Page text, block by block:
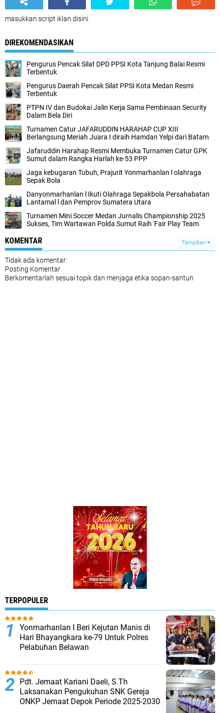
masukkan script iklan disini
DIREKOMENDASIKAN
Pengurus Pencak Silat DPD PPSI Kota Tanjung Balai Resmi
Terbentuk
Pengurus Daerah Pencak Silat PPSI Kota Medan Resmi
Terbentuk
PTPN IV dan Budokai Jalin Kerja Sama Pembinaan Security
Dalam Bela Diri
Turnamen Catur JAFARUDDIN HARAHAP CUP XIII
Berlangsung Meriah Juara I diraih Hamdan Yelpi dari Batam
Jafaruddin Harahap Resmi Membuka Turnamen Catur GPK
Sumut dalam Rangka Harlah ke-53 PPP
Jaga kebugaran Tubuh, Prajurit Yonmarhanlan l olahraga
Sepak Bola
Danyonmarhanlan l Ikuti Olahraga Sepakbola Persahabatan
Lantamal l dan Pemprov Sumatera Utara
Turnamen Mini Soccer Medan Jurnalis Championship 2025
Sukses, Tim Wartawan Polda Sumut Raih 'Fair Play Team
KOMENTAR Tampilkan
Tidak ada komentar:
Posting Komentar
Berkomentarlah sesuai topik dan menjaga etika sopan-santun
TERPOPULER
Yonmarhanlan I Beri Kejutan Manis di
Hari Bhayangkara ke-79 Untuk Polres
Pelabuhan Belawan
Pdt. Jemaat Kariani Daeli, S.Th
Laksanakan Pengukuhan SNK Gereja
ONKP Jemaat Depok Periode 2025-2030